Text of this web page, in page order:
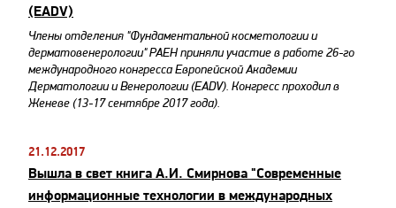
(EADV)
Члены отделения "Фундаментальной косметологии и
дерматовенерологии" РАЕН приняли участие в работе 26-го
международного конгресса Европейской Академии
Дерматологии и Венерологии (EADV). Конгресс проходил в
Женеве (13-17 сентябре 2017 года).
21.12.2017
Вышла в свет книга А.И. Смирнова "Современные
информационные технологии в международных